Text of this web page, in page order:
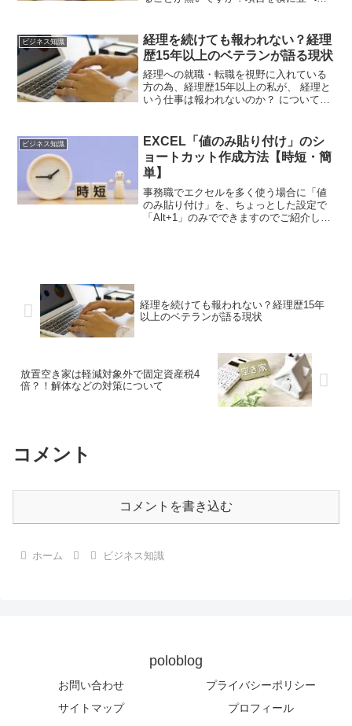
い場合も参考になるかもしれませんので
ご覧ください。
ビジネス知識
経理を続けても報われない？経理
歴15年以上のベテランが語る現状
経理への就職・転職を視野に入れている
方の為、経理歴15年以上の私が、 経理と
いう仕事は報われないのか？ について、
てみましたので参考になれば幸いです。
ビジネス知識
EXCEL「値のみ貼り付け」のシ
ョートカット作成方法【時短・簡
単】
事務職でエクセルを多く使う場合に「値
のみ貼り付け」を、ちょっとした設定で
「Alt+1」のみでできますのでご紹介しま
経理を続けても報われない？経理歴15年
以上のベテランが語る現状
放置空き家は軽減対象外で固定資産税4
倍？！解体などの対策について
コメント
コメントを書き込む
ホーム ビジネス知識
poloblog
お問い合わせ
プライバシーポリシー
サイトマップ
プロフィール